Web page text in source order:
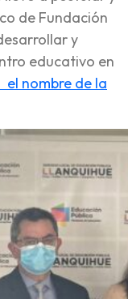
de Fundación
y
educativo en
el nombre de la